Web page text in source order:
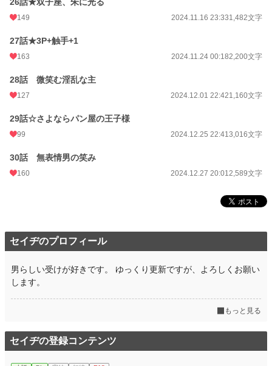
149 2024.11.16 23:331,482文字
27話★3P+触手+1
163 2024.11.24 00:182,200文字
28話 微笑む淫乱な主
127 2024.12.01 22:421,160文字
29話☆さよならパン屋の王子様
99 2024.12.25 22:413,016文字
30話 無表情男の笑み
160 2024.12.27 20:012,589文字
セイヂのプロフィール
男らしい受けが好きです。 ゆっくり更新ですが、よろしくお願い
します。
もっと見る
セイヂの登録コンテンツ